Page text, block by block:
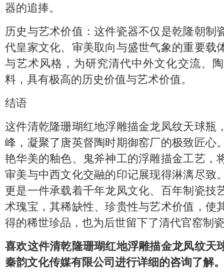
器的追捧。
历史与艺术价值：这件瓷器不仅是乾隆朝制
代皇家文化、审美取向与盛世气象的重要载
与艺术风格，为研究清代中外文化交流、
料，具有极高的历史价值与艺术价值。
结语
这件清乾隆珊瑚红地浮雕描金龙凤纹天球瓶
峰，凝聚了唐英督陶时期御窑厂的极致匠心
艳华美的釉色、鬼斧神工的浮雕描金工艺，
审美与中西文化交融的印记展现得淋漓尽致
更是一件承载着千年龙凤文化、百年制瓷技
术瑰宝，其稀缺性、珍贵性与艺术价值，使
得的稀世珍品，也为后世留下了清代官窑制
喜欢这件清乾隆珊瑚红地浮雕描金龙凤纹天
秦韵文化传媒有限公司进行详细的咨询了解